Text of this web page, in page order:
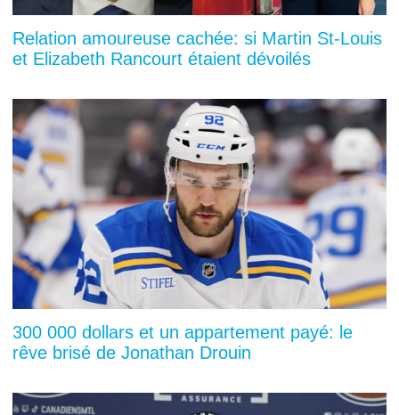
Relation amoureuse cachée: si Martin St-Louis
et Elizabeth Rancourt étaient dévoilés
300 000 dollars et un appartement payé: le
rêve brisé de Jonathan Drouin